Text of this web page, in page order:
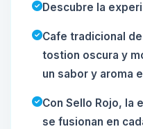
Descubre la
Cafe tradicional
tostion oscura y
un sabor y aroma
Con Sello Rojo, la
se fusionan en